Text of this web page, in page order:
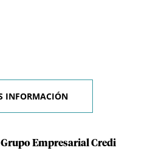
INFORMACIÓN
Empresarial Credi